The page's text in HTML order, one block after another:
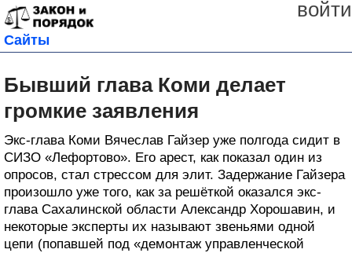
войти
Сайты
Бывший глава Коми делает
громкие заявления
Экс-глава Коми Вячеслав Гайзер уже полгода сидит в
СИЗО «Лефортово». Его арест, как показал один из
опросов, стал стрессом для элит. Задержание Гайзера
произошло уже того, как за решёткой оказался экс-
глава Сахалинской области Александр Хорошавин, и
некоторые эксперты их называют звеньями одной
цепи (попавшей под «демонтаж управленческой